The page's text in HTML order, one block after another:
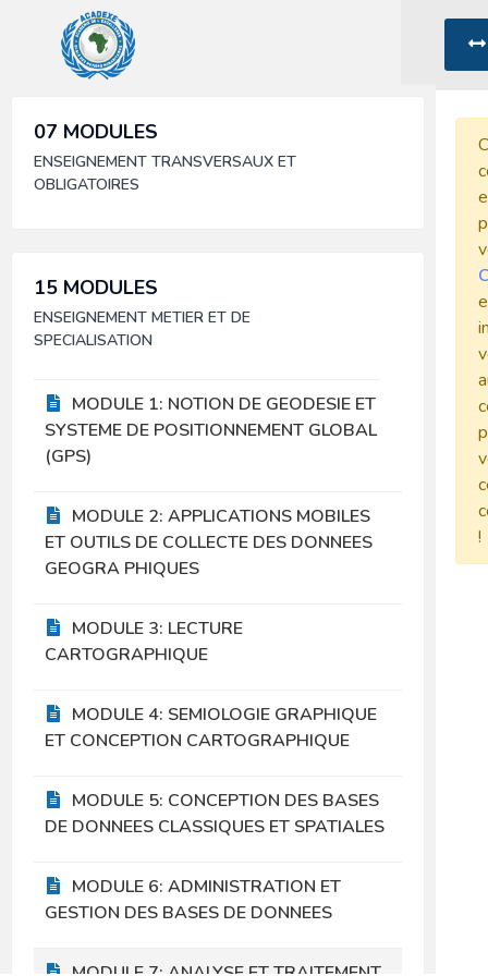
07 MODULES
ENSEIGNEMENT TRANSVERSAUX ET
OBLIGATOIRES
15 MODULES
ENSEIGNEMENT METIER ET DE
SPECIALISATION
MODULE 1: NOTION DE GEODESIE ET
SYSTEME DE POSITIONNEMENT GLOBAL
(GPS)
MODULE 2: APPLICATIONS MOBILES
ET OUTILS DE COLLECTE DES DONNEES
GEOGRA PHIQUES
MODULE 3: LECTURE
CARTOGRAPHIQUE
MODULE 4: SEMIOLOGIE GRAPHIQUE
ET CONCEPTION CARTOGRAPHIQUE
MODULE 5: CONCEPTION DES BASES
DE DONNEES CLASSIQUES ET SPATIALES
MODULE 6: ADMINISTRATION ET
GESTION DES BASES DE DONNEES
!